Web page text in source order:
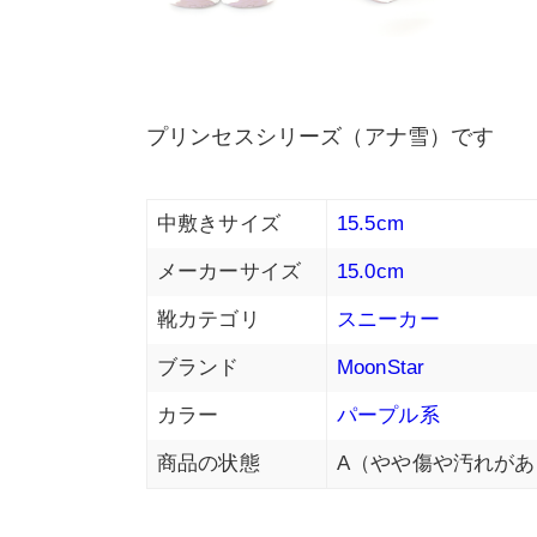
プリンセスシリーズ（アナ雪）です
中敷きサイズ 15.5cm
メーカーサイズ 15.0cm
靴カテゴリ スニーカー
ブランド MoonStar
カラー パープル系
商品の状態 A（やや傷や汚れが